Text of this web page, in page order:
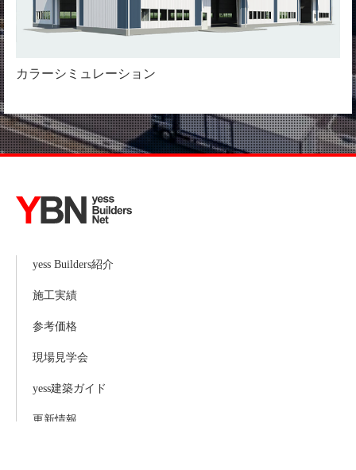
カラーシミュレーション
yess Builders紹介
施工実績
参考価格
現場見学会
yess建築ガイド
更新情報